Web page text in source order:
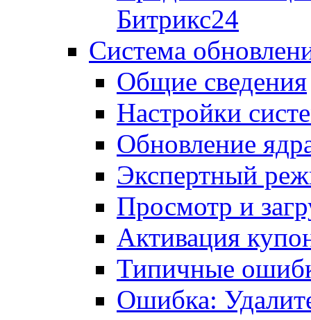
Битрикс24
Система
Общие сведения
Настройки
Обновление
Экспертный
Просмотр и
Активация
Типичные
Ошибка: